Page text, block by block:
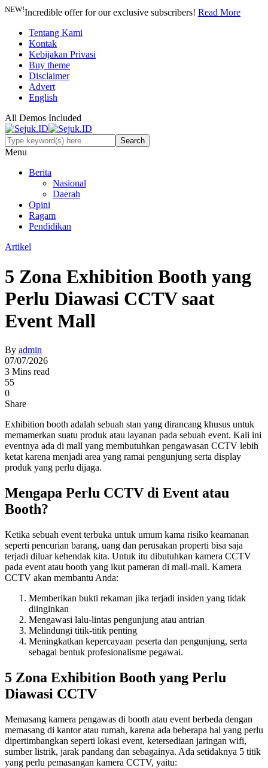
NEW!Incredible offer for our exclusive subscribers! Read More
Tentang Kami
Kontak
Kebijakan Privasi
Buy theme
Disclaimer
Advert
English
All Demos Included
Menu
Berita
Nasional
Daerah
Opini
Ragam
Pendidikan
Artikel
5 Zona Exhibition Booth yang
Perlu Diawasi CCTV saat
Event Mall
By admin
07/07/2026
3 Mins read
55
0
Share
Exhibition booth adalah sebuah stan yang dirancang khusus untuk
memamerkan suatu produk atau layanan pada sebuah event. Kali ini
eventnya ada di mall yang membutuhkan pengawasan CCTV lebih
ketat karena menjadi area yang ramai pengunjung serta display
produk yang perlu dijaga.
Mengapa Perlu CCTV di Event atau
Booth?
Ketika sebuah event terbuka untuk umum kama risiko keamanan
seperti pencurian barang, uang dan perusakan properti bisa saja
terjadi diluar kehendak kita. Untuk itu dibutuhkan kamera CCTV
pada event atau booth yang ikut pameran di mall-mall. Kamera
CCTV akan membantu Anda:
Memberikan bukti rekaman jika terjadi insiden yang tidak
diinginkan
Mengawasi lalu-lintas pengunjung atau antrian
Melindungi titik-titik penting
Meningkatkan kepercayaan peserta dan pengunjung, serta
sebagai bentuk profesionalisme pegawai.
5 Zona Exhibition Booth yang Perlu
Diawasi CCTV
Memasang kamera pengawas di booth atau event berbeda dengan
memasang di kantor atau rumah, karena ada beberapa hal yang perlu
dipertimbangkan seperti lokasi event, ketersediaan jaringan wifi,
sumber listrik, jarak pandang dan sebagainya. Ada setidaknya 5 titik
yang perlu pemasangan kamera CCTV, yaitu: